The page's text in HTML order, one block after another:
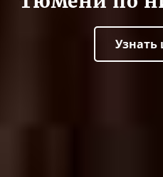
Узнать